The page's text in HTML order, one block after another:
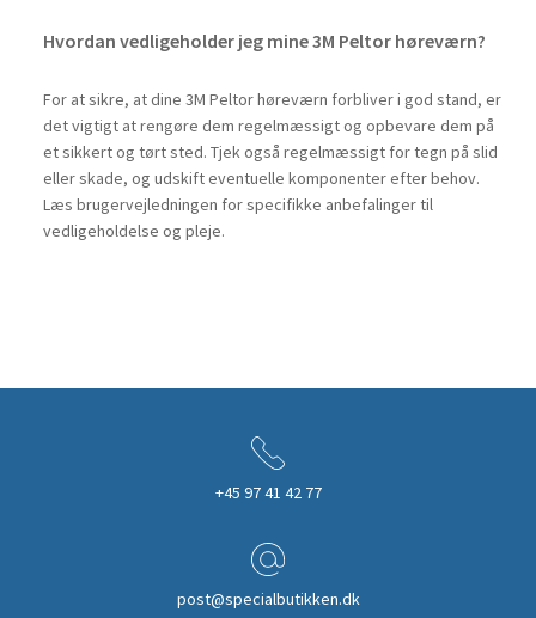
Hvordan vedligeholder jeg mine 3M Peltor høreværn?
For at sikre, at dine 3M Peltor høreværn forbliver i god stand, er
det vigtigt at rengøre dem regelmæssigt og opbevare dem på
et sikkert og tørt sted. Tjek også regelmæssigt for tegn på slid
eller skade, og udskift eventuelle komponenter efter behov.
Læs brugervejledningen for specifikke anbefalinger til
vedligeholdelse og pleje.
+45 97 41 42 77
post@specialbutikken.dk